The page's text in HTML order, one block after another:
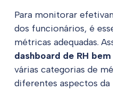
Para monitorar
dos funcionários, é
métricas adequadas.
dashboard de RH
várias categorias de
diferentes aspectos da